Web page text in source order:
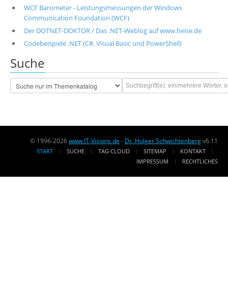
WCF Barometer - Leistungsmessungen der Windows
Communication Foundation (WCF)
Der DOTNET-DOKTOR / Das .NET-Weblog auf www.heise.de
Codebeispiele .NET (C#, Visual Basic und PowerShell)
Suche
© 1996-2026www.IT-Visions.de - Dr. Holger Schwichtenbergv6.11
START SUCHE TAG CLOUD SITEMAP
KONTAKT
IMPRESSUM
RECHTLICHES